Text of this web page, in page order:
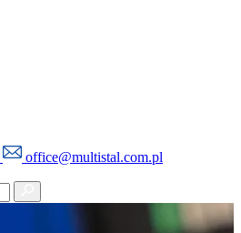
office@multistal.com.pl